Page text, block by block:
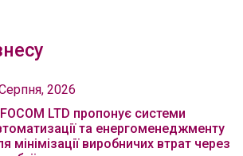
2026
LTD пропонує системи
та енергоменеджменту
мінімізації виробничих втрат через